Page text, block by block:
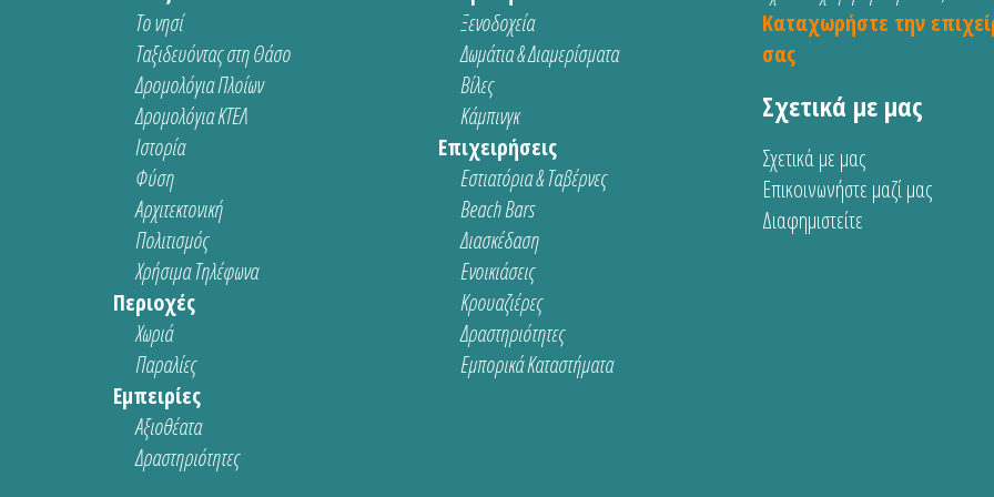
Το νησί
Ταξιδευόντας στη Θάσο
Δρομολόγια Πλοίων
Δρομολόγια ΚΤΕΛ
Ιστορία
Φύση
Αρχιτεκτονική
Πολιτισμός
Χρήσιμα Τηλέφωνα
Περιοχές
Χωριά
Παραλίες
Εμπειρίες
Αξιοθέατα
Δραστηριότητες
Ξενοδοχεία
Δωμάτια & Διαμερίσματα
Βίλες
Κάμπινγκ
Επιχειρήσεις
Εστιατόρια & Ταβέρνες
Beach Bars
Διασκέδαση
Ενοικιάσεις
Κρουαζιέρες
Δραστηριότητες
Εμπορικά Καταστήματα
Καταχωρήστε την
σας
Σχετικά με μας
Σχετικά με μας
Επικοινωνήστε μαζί μας
Διαφημιστείτε